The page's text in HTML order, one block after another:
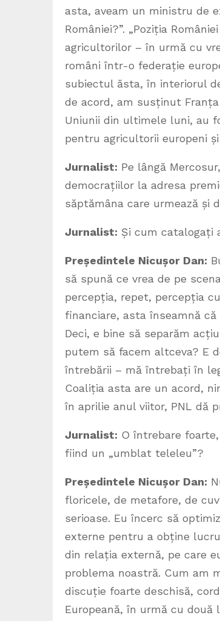
asta, aveam un ministru de
României?”. „Poziția
agricultorilor – în urmă cu
români într-o federație
subiectul ăsta, în interiorul
de acord, am susținut
Uniunii din ultimele luni, au
pentru agricultorii europeni
Jurnalist: Pe lângă
democrațiilor la adresa
săptămâna care urmează și
Jurnalist: Și cum catalogați
Președintele Nicușor Dan:
să spună ce vrea de pe
percepția, repet, percepția
financiare, asta înseamnă
Deci, e bine să separăm
putem să facem altceva? E
întrebării – mă întrebați în
Coaliția asta are un acord,
în aprilie anul viitor, PNL dă
Jurnalist: O întrebare
fiind un „umblat teleleu”?
Președintele Nicușor Dan:
floricele, de metafore, de
serioase. Eu încerc să
externe pentru a obține
din relația externă, pe care
problema noastră. Cum am
discuție foarte deschisă,
Europeană, în urmă cu